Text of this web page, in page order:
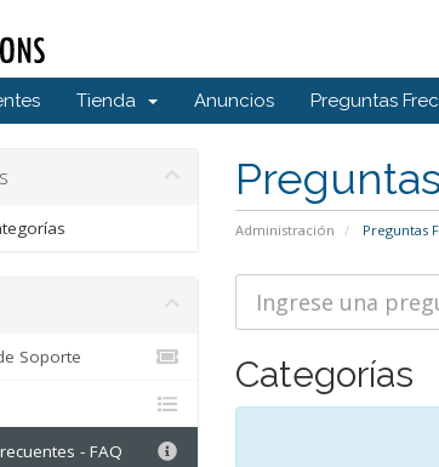
Tienda Anuncios Preguntas
Administración Preguntas
Categorías
Soporte
- FAQ